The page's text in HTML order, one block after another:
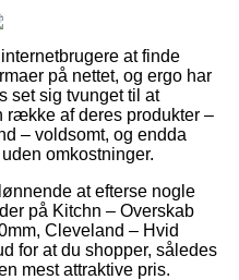
at finde
på nettet, og ergo har
set sig tvunget til at
række af deres produkter –
– voldsomt, og endda
omkostninger.
at efterse nogle
på Kitchn – Overskab
Cleveland – Hvid
for at du shopper, således
mest attraktive pris.